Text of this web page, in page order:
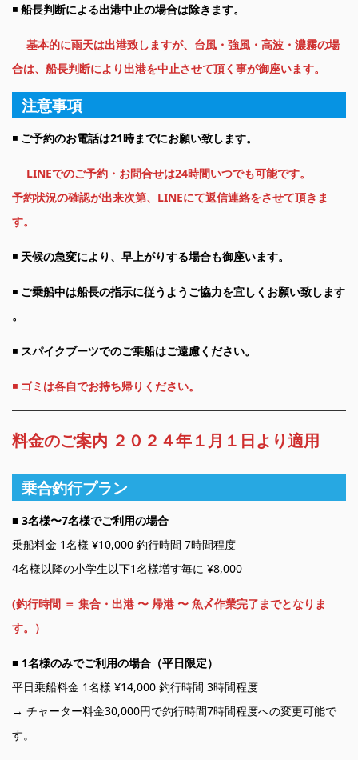
◾️ 船長判断による出港中止の場合は除きます。
基本的に雨天は出港致しますが、台風・強風・高波・濃霧の場
合は、船長判断により出港を中止させて頂く事が御座います。
注意事項
◾️ ご予約のお電話は21時までにお願い致します。
LINEでのご予約・お問合せは24時間いつでも可能です。
予約状況の確認が出来次第、LINEにて返信連絡をさせて頂きま
す。
◾️ 天候の急変により、早上がりする場合も御座います。
◾️ ご乗船中は船長の指示に従うようご協力を宜しくお願い致します
。
◾️ スパイクブーツでのご乗船はご遠慮ください。
◾️ ゴミは各自でお持ち帰りください。
料金のご案内 ２０２４年１月１日より適用
乗合釣行プラン
■ 3名様〜7名様でご利用の場合
乗船料金 1名様 ¥10,000 釣行時間 7時間程度
4名様以降の小学生以下1名様増す毎に ¥8,000
(釣行時間 ＝ 集合・出港 〜 帰港 〜 魚〆作業完了までとなりま
す。）
■ 1名様のみでご利用の場合（平日限定）
平日乗船料金 1名様 ¥14,000 釣行時間 3時間程度
→ チャーター料金30,000円で釣行時間7時間程度への変更可能で
す。